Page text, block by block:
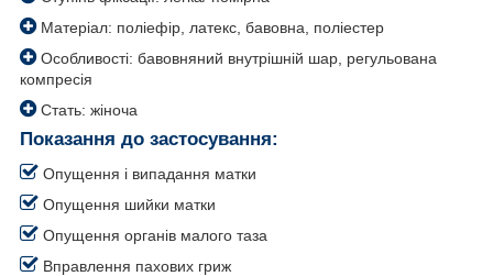
Матеріал: поліефір, латекс, бавовна, поліестер
Особливості: бавовняний внутрішній шар, регульована
компресія
Стать: жіноча
Показання до застосування:
Опущення і випадання матки
Опущення шийки матки
Опущення органів малого таза
Вправлення пахових гриж